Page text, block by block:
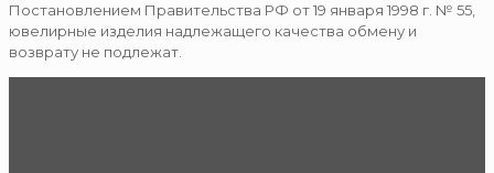
Постановлением Правительства РФ от 19 января 1998 г. № 55,
ювелирные изделия надлежащего качества обмену и
возврату не подлежат.